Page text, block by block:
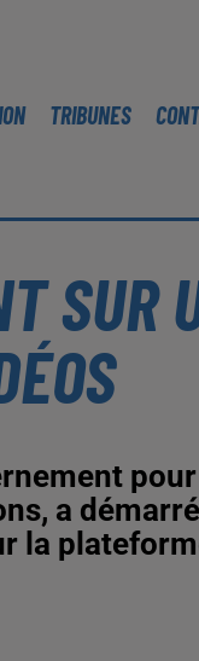
TRIBUNES
SUR
a
la